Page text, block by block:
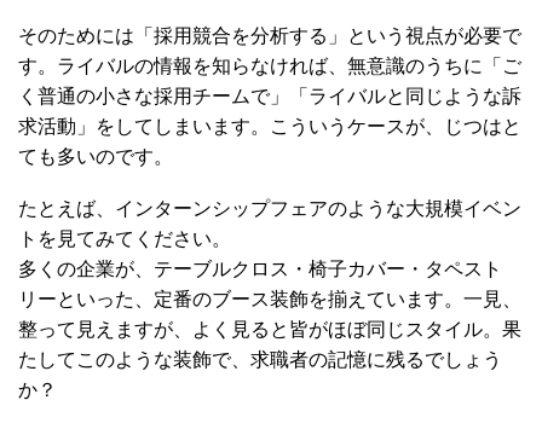
そのためには「採用競合を分析する」という視点が必要で
す。ライバルの情報を知らなければ、無意識のうちに「ご
く普通の小さな採用チームで」「ライバルと同じような訴
求活動」をしてしまいます。こういうケースが、じつはと
ても多いのです。
たとえば、インターンシップフェアのような大規模イベン
トを見てみてください。
多くの企業が、テーブルクロス・椅子カバー・タペスト
リーといった、定番のブース装飾を揃えています。一見、
整って見えますが、よく見ると皆がほぼ同じスタイル。果
たしてこのような装飾で、求職者の記憶に残るでしょう
か？